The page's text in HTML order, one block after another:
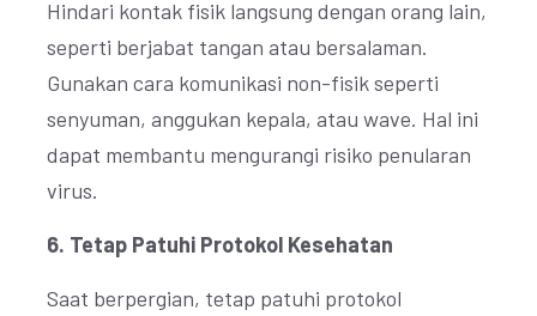
Hindari kontak fisik langsung dengan orang lain,
seperti berjabat tangan atau bersalaman.
Gunakan cara komunikasi non-fisik seperti
senyuman, anggukan kepala, atau wave. Hal ini
dapat membantu mengurangi risiko penularan
virus.
6. Tetap Patuhi Protokol Kesehatan
Saat berpergian, tetap patuhi protokol